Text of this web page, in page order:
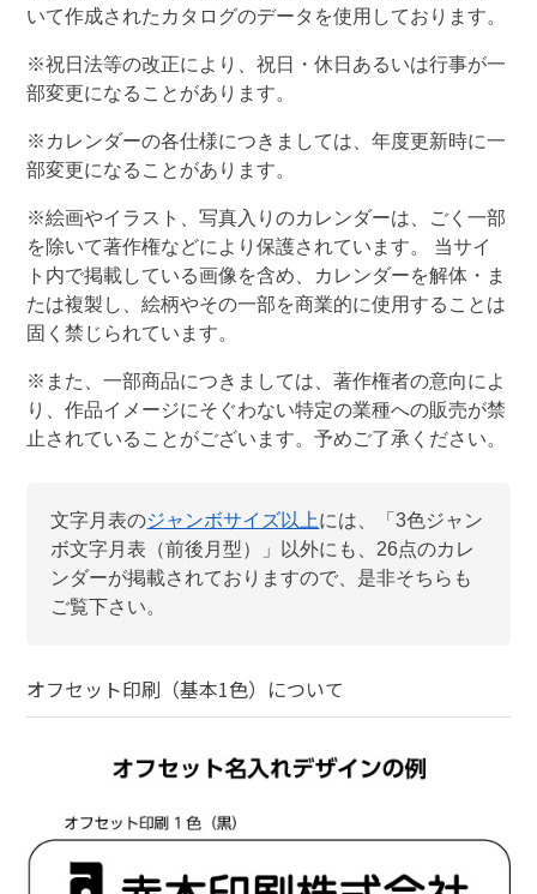
いて作成されたカタログのデータを使用しております。
※祝日法等の改正により、祝日・休日あるいは行事が一
部変更になることがあります。
※カレンダーの各仕様につきましては、年度更新時に一
部変更になることがあります。
※絵画やイラスト、写真入りのカレンダーは、ごく一部
を除いて著作権などにより保護されています。 当サイ
ト内で掲載している画像を含め、カレンダーを解体・ま
たは複製し、絵柄やその一部を商業的に使用することは
固く禁じられています。
※また、一部商品につきましては、著作権者の意向によ
り、作品イメージにそぐわない特定の業種への販売が禁
止されていることがございます。予めご了承ください。
文字月表のジャンボサイズ以上には、「3色ジャン
ボ文字月表（前後月型）
」以外にも、 26点のカレ
ンダーが掲載されておりますので、是非そちらも
ご覧下さい。
オフセット印刷（基本1色） について